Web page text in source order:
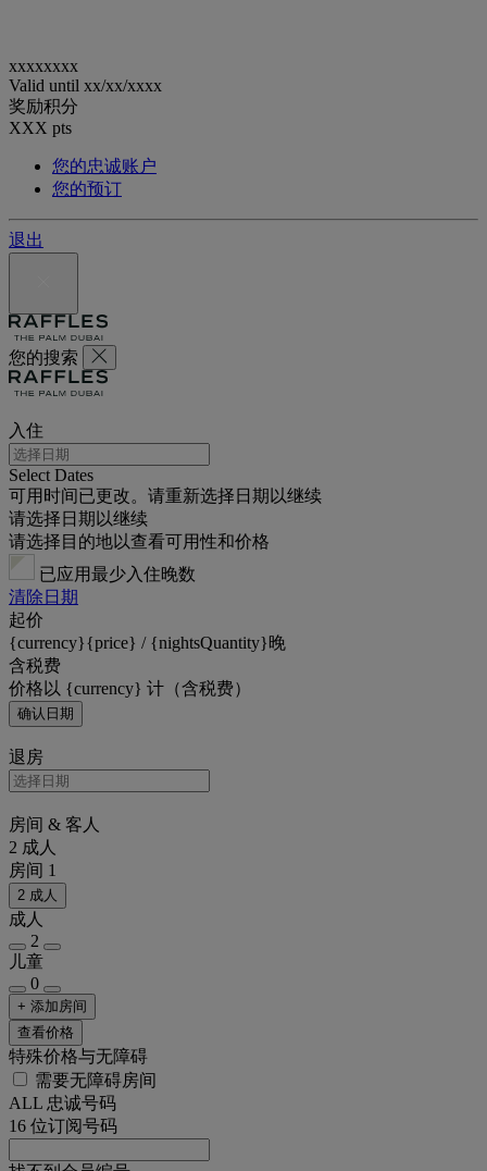
xxxxxxxx
Valid until xx/xx/xxxx
奖励积分
XXX pts
您的忠诚账户
您的预订
退出
您的搜索
入住
Select Dates
可用时间已更改。请重新选择日期以继续
请选择日期以继续
请选择目的地以查看可用性和价格
已应用最少入住晚数
清除日期
起价
{currency}{price} / {nightsQuantity}晚
含税费
价格以 {currency} 计（含税费）
确认日期
退房
房间 & 客人
2 成人
房间 1
2 成人
成人
2
儿童
0
+ 添加房间
查看价格
特殊价格与无障碍
需要无障碍房间
ALL 忠诚号码
16 位订阅号码